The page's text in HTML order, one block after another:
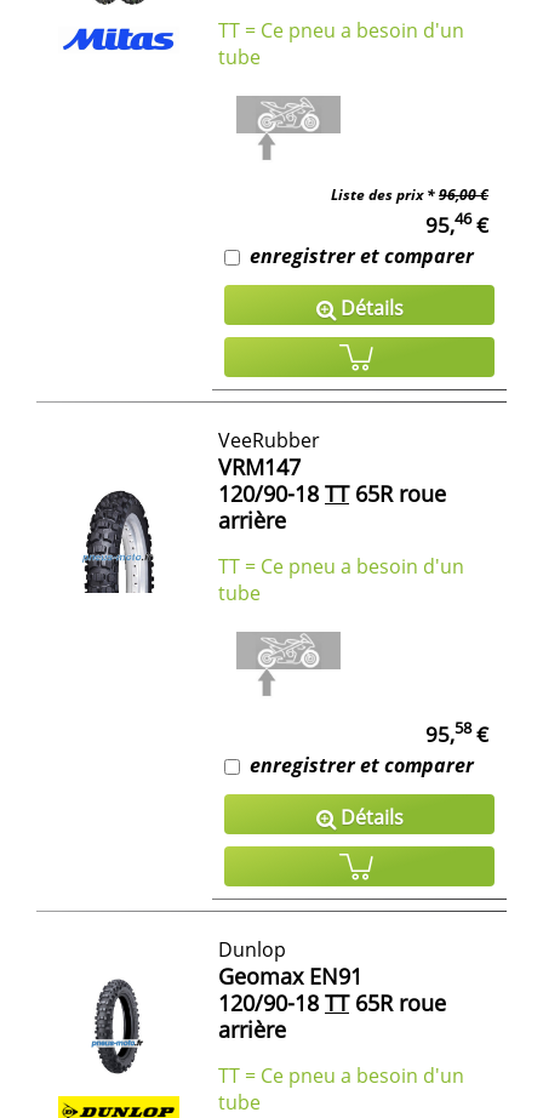
TT = Ce pneu a besoin d'un
tube
Liste des prix *96,00 €
95,46€
enregistrer et comparer
Détails
VeeRubber
VRM147
120/90-18 TT65R roue
arrière
TT = Ce pneu a besoin d'un
tube
95,58€
enregistrer et comparer
Détails
Dunlop
Geomax EN91
120/90-18 TT65R roue
arrière
TT = Ce pneu a besoin d'un
tube